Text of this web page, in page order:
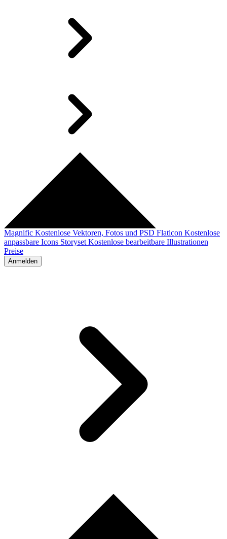
Magnific Kostenlose Vektoren, Fotos und PSD Flaticon Kostenlose
anpassbare Icons Storyset Kostenlose bearbeitbare Illustrationen
Preise
Anmelden